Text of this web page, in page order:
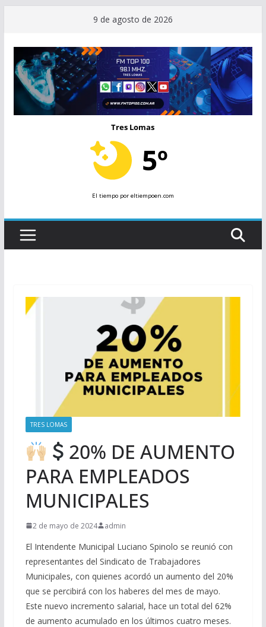
contenido
9 de agosto de 2026
Tres Lomas
5º
El tiempopor eltiempoen.com
TRES LOMAS
20% DE AUMENTO
PARA EMPLEADOS
MUNICIPALES
2 de mayo de 2024 admin
El Intendente Municipal Luciano Spinolo se reunió con
representantes del Sindicato de Trabajadores
Municipales, con quienes acordó un aumento del 20%
que se percibirá con los haberes del mes de mayo.
Este nuevo incremento salarial, hace un total del 62%
de aumento acumulado en los últimos cuatro meses.